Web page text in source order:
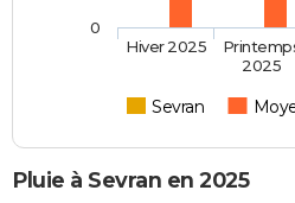
Sevran
Hiver 2025
2025
0
Pluie à Sevran en 2025